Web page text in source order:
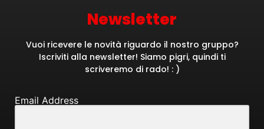
Newsletter
Vuoi ricevere le novità riguardo il nostro gruppo?
Iscriviti alla newsletter! Siamo pigri, quindi ti
scriveremo di rado! : )
Email Address